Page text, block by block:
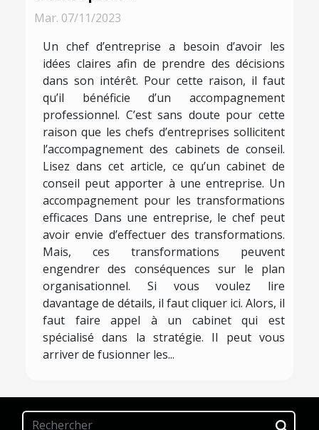
Mar. 07/11/2023
Un chef d’entreprise a besoin d’avoir les
idées claires afin de prendre des décisions
dans son intérêt. Pour cette raison, il faut
qu’il bénéficie d’un accompagnement
professionnel. C’est sans doute pour cette
raison que les chefs d’entreprises sollicitent
l’accompagnement des cabinets de conseil.
Lisez dans cet article, ce qu’un cabinet de
conseil peut apporter à une entreprise. Un
accompagnement pour les transformations
efficaces Dans une entreprise, le chef peut
avoir envie d’effectuer des transformations.
Mais, ces transformations peuvent
engendrer des conséquences sur le plan
organisationnel. Si vous voulez lire
davantage de détails, il faut cliquer ici. Alors, il
faut faire appel à un cabinet qui est
spécialisé dans la stratégie. Il peut vous
arriver de fusionner les...